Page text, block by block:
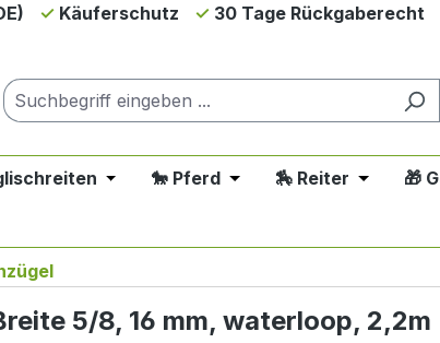
Käuferschutz 30 Tage Rückgaberecht
Kategorie 💲SALE - Reduziert
das Dropdown der Kategorie 🤠
Öffne oder Schließe das Dropdown der
🐎 Pferd Öffne oder Schließe das
🏇 Reiter Öffne🎁
5/8, 16 mm, waterloop, 2,2m